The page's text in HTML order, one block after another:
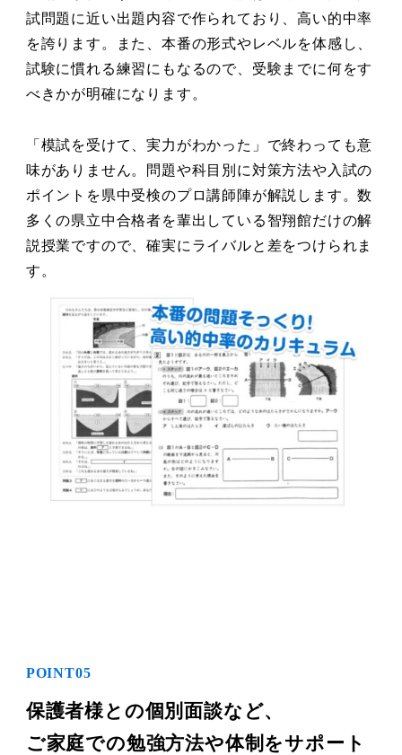
試問題に近い出題内容で作られており、高い的中率
を誇ります。また、本番の形式やレベルを体感し、
試験に慣れる練習にもなるので、受験までに何をす
べきかが明確になります。
「模試を受けて、実力がわかった」で終わっても意
味がありません。問題や科目別に対策方法や入試の
ポイントを県中受検のプロ講師陣が解説します。数
多くの県立中合格者を輩出している智翔館だけの解
説授業ですので、確実にライバルと差をつけられま
す。
POINT05
保護者様との個別面談など、
ご家庭での勉強方法や体制をサポート